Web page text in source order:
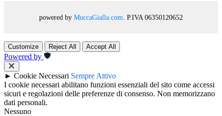
powered by MuccaGialla.com . P.IVA 06350120652
Customize Reject All Accept All
Powered by
► Cookie Necessari Sempre Attivo
I cookie necessari abilitano funzioni essenziali del sito come accessi
sicuri e regolazioni delle preferenze di consenso. Non memorizzano
dati personali.
Nessuno